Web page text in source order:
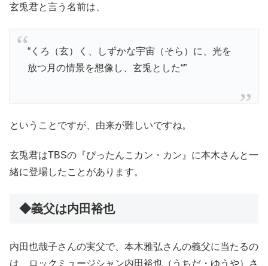
玄兎君と言う名前は、
“くろ（玄）く、しずかな宇宙（そら）に、光を
放つ月の情景を想像し、玄兎とした“”
ということですが、由来が難しいですね。
玄兎君はTBSの『ぴったんこカン・カン』に本木さんと一
緒に登場したことがあります。
◆義父は内田裕也
内田也哉子さんの実父で、本木雅弘さんの義父に当たるの
は、ロックミュージシャン内田裕也（うちだ・ゆうや）さ